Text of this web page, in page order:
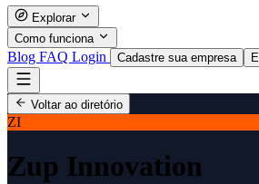
Explorar
Como funciona
Blog FAQ Login Cadastre sua empresa
Voltar ao diretório
ZI
Zup Innovation